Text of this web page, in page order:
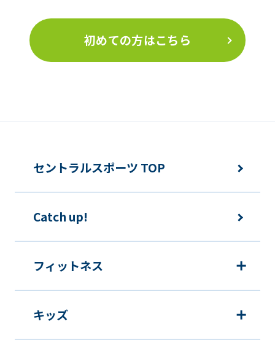
初めての方はこちら
セントラルスポーツ TOP
Catch up!
フィットネス
キッズ